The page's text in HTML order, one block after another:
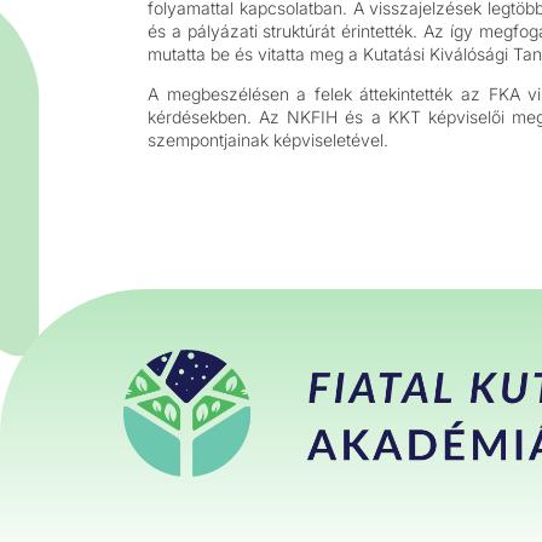
folyamattal kapcsolatban. A visszajelzések
és a pályázati struktúrát érintették. Az így
mutatta be és vitatta meg a Kutatási Kiválósági
A megbeszélésen a felek áttekintették az FKA
kérdésekben. Az NKFIH és a KKT képviselői
szempontjainak képviseletével.